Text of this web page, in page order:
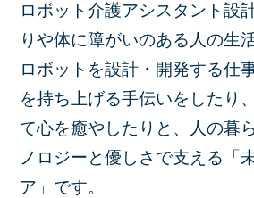
ロボット介護アシスタント設
りや体に障がいのある人の生
ロボットを設計・開発する仕
を持ち上げる手伝いをしたり
て心を癒やしたりと、人の暮
ノロジーと優しさで支える「
ア」です。